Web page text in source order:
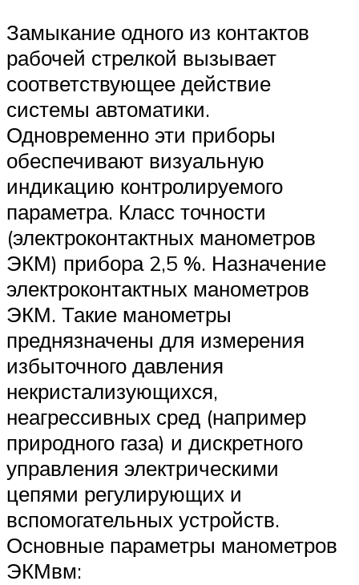
Замыкание одного из контактов
рабочей стрелкой вызывает
соответствующее действие
системы автоматики.
Одновременно эти приборы
обеспечивают визуальную
индикацию контролируемого
параметра. Класс точности
(электроконтактных манометров
ЭКМ) прибора 2,5 %. Назначение
электроконтактных манометров
ЭКМ. Такие манометры
преднязначены для измерения
избыточного давления
некристализующихся,
неагрессивных сред (например
природного газа) и дискретного
управления электрическими
цепями регулирующих и
вспомогательных устройств.
Основные параметры манометров
ЭКМвм: